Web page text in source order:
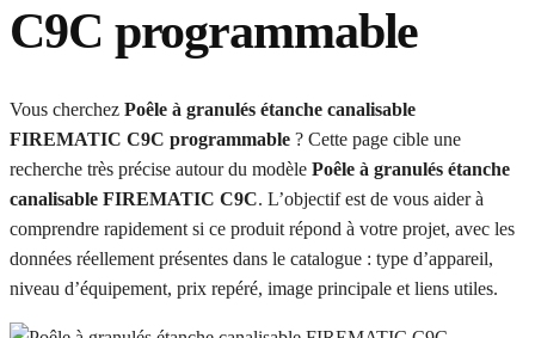
C9C programmable
Vous cherchez Poêle à granulés étanche canalisable
FIREMATIC C9C programmable ? Cette page cible une
recherche très précise autour du modèle Poêle à granulés étanche
canalisable FIREMATIC C9C. L’objectif est de vous aider à
comprendre rapidement si ce produit répond à votre projet, avec les
données réellement présentes dans le catalogue : type d’appareil,
niveau d’équipement, prix repéré, image principale et liens utiles.